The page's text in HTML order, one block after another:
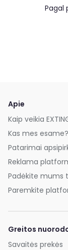
Pagal
Apie
Kaip veikia
Kas mes esame?
Patarimai
Reklama
Padėkite mums
Paremkite
Greitos
Savaitės prekės